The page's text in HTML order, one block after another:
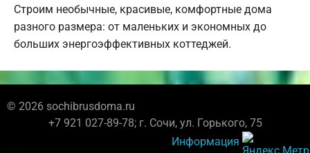
Строим необычные, красивые, комфортные дома
разного размера: от маленьких и экономных до
больших энергоэффективных коттеджей.
© 2026 sochibrusdoma.ru
+7 921 027-89-78; г. Сочи, ул. Горького, 75
Информация